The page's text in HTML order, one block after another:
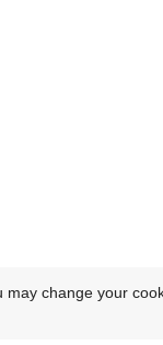
change your